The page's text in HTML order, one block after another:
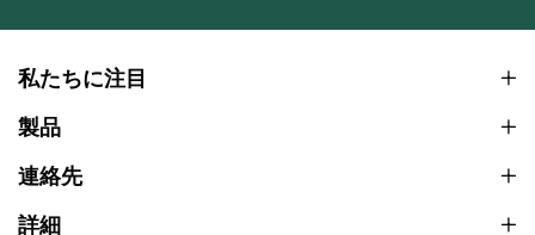
私たちに注目
製品
連絡先
詳細